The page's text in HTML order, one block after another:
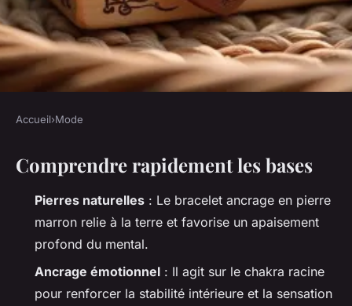
Un bracelet ancrage en pierre
marron pour vaincre le stress
Radegonda • 29/05/2026 12:43 •8 min de lecture
Accueil›Mode
Comprendre rapidement les bases
Pierres naturelles : Le bracelet ancrage en pierre
marron relie à la terre et favorise un apaisement
profond du mental.
Ancrage émotionnel : Il agit sur le chakra racine
pour renforcer la stabilité intérieure et la sensation